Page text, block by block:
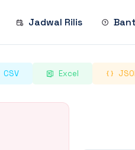
Jadwal Rilis
CSV Excel